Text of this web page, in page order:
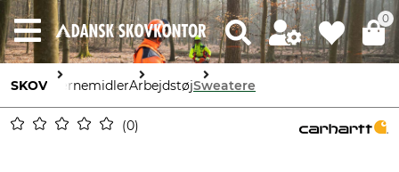
0
SKOV VærnemidlerArbejdstøjSweatere
0